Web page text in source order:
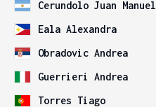
Cerundolo Juan Manuel
Eala Alexandra
Obradovic Andrea
Guerrieri Andrea
Torres Tiago